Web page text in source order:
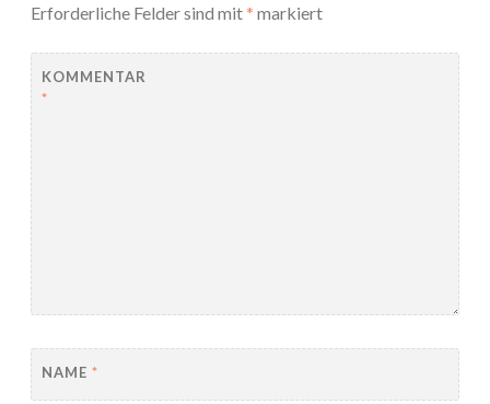
Erforderliche Felder sind mit* markiert
KOMMENTAR
*
NAME *